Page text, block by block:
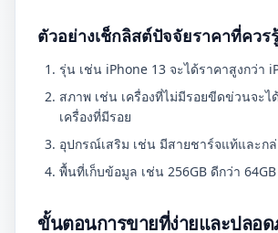
ตัวอย่างเช็กลิสต์ปัจจัยราคาที่ควร
รุ่น เช่น iPhone 13 จะได้ราคาสูงกว่า
สภาพ เช่น เครื่องที่ไม่มีรอยขีดข่วนจะไ
เครื่องที่มีรอย
อุปกรณ์เสริม เช่น มีสายชาร์จแท้และก
พื้นที่เก็บข้อมูล เช่น 256GB ดีกว่า 64GB
ขั้นตอนการขายที่ง่ายและปลอ